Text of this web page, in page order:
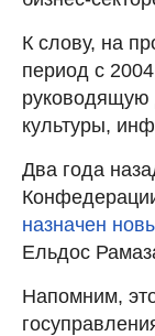
К слову, на
период с
руководящую
культуры,
Два года
назначен
Ельдос
Напомним,